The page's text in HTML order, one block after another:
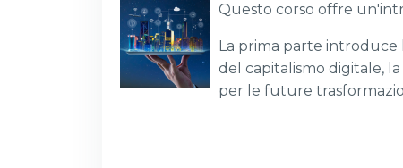
Questo corso offre
La prima parte introduce
del capitalismo digitale,
per le future